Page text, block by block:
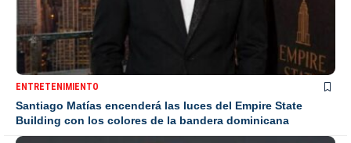
ENTRETENIMIENTO
Santiago Matías encenderá las luces del Empire State
Building con los colores de la bandera dominicana